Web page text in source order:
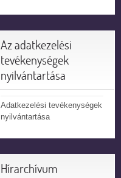
Az adatkezelési
tevékenységek
nyilvántartása
Adatkezelési tevékenységek
nyilvántartása
Hírarchívum